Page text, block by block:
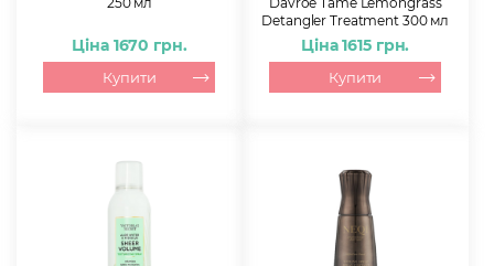
Ціна 1670 грн.
Купити
Detangler Treatment 300 мл
Ціна 1615 грн.
Купити